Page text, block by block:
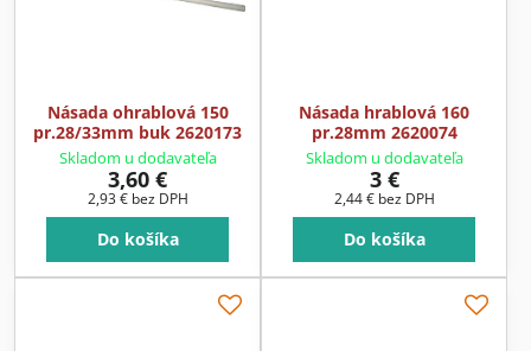
Násada ohrablová 150
pr.28/33mm buk 2620173
Skladom u dodavateľa
3,60 €
2,93 € bez DPH
Do košíka
Násada hrablová 160
pr.28mm 2620074
Skladom u dodavateľa
3 €
2,44 € bez DPH
Do košíka